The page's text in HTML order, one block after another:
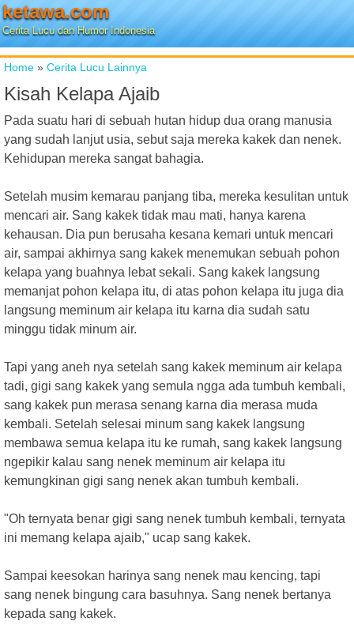
ketawa.com
Cerita Lucu dan Humor Indonesia
Home » Cerita Lucu Lainnya
Kisah Kelapa Ajaib
Pada suatu hari di sebuah hutan hidup dua orang manusia
yang sudah lanjut usia, sebut saja mereka kakek dan nenek.
Kehidupan mereka sangat bahagia.
Setelah musim kemarau panjang tiba, mereka kesulitan untuk
mencari air. Sang kakek tidak mau mati, hanya karena
kehausan. Dia pun berusaha kesana kemari untuk mencari
air, sampai akhirnya sang kakek menemukan sebuah pohon
kelapa yang buahnya lebat sekali. Sang kakek langsung
memanjat pohon kelapa itu, di atas pohon kelapa itu juga dia
langsung meminum air kelapa itu karna dia sudah satu
minggu tidak minum air.
Tapi yang aneh nya setelah sang kakek meminum air kelapa
tadi, gigi sang kakek yang semula ngga ada tumbuh kembali,
sang kakek pun merasa senang karna dia merasa muda
kembali. Setelah selesai minum sang kakek langsung
membawa semua kelapa itu ke rumah, sang kakek langsung
ngepikir kalau sang nenek meminum air kelapa itu
kemungkinan gigi sang nenek akan tumbuh kembali.
"Oh ternyata benar gigi sang nenek tumbuh kembali, ternyata
ini memang kelapa ajaib," ucap sang kakek.
Sampai keesokan harinya sang nenek mau kencing, tapi
sang nenek bingung cara basuhnya. Sang nenek bertanya
kepada sang kakek.